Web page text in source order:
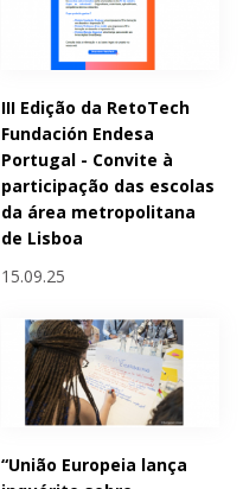
III Edição da RetoTech
Fundación Endesa
Portugal - Convite à
participação das escolas
da área metropolitana
de Lisboa
15.09.25
“União Europeia lança